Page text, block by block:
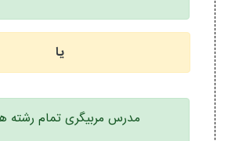
یا
مدرس مربیگری تمام رشته